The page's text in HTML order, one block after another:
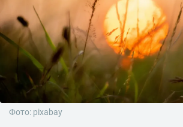
Фото: pixabay